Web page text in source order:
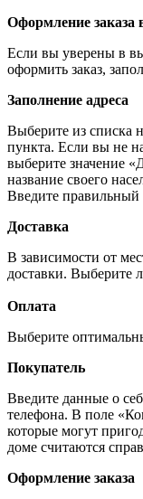
Оформление заказа
Если вы уверены в
оформить заказ,
Заполнение адреса
Выберите из списка
пункта. Если вы не
выберите значение
название своего
Введите правильный
Доставка
В зависимости от
доставки. Выберите
Оплата
Выберите
Покупатель
Введите данные о
телефона. В поле
которые могут
доме считаются
Оформление заказа